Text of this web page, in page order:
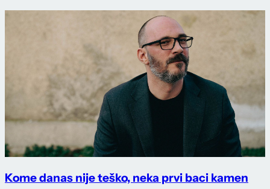
Kome danas nije teško, neka prvi baci kamen